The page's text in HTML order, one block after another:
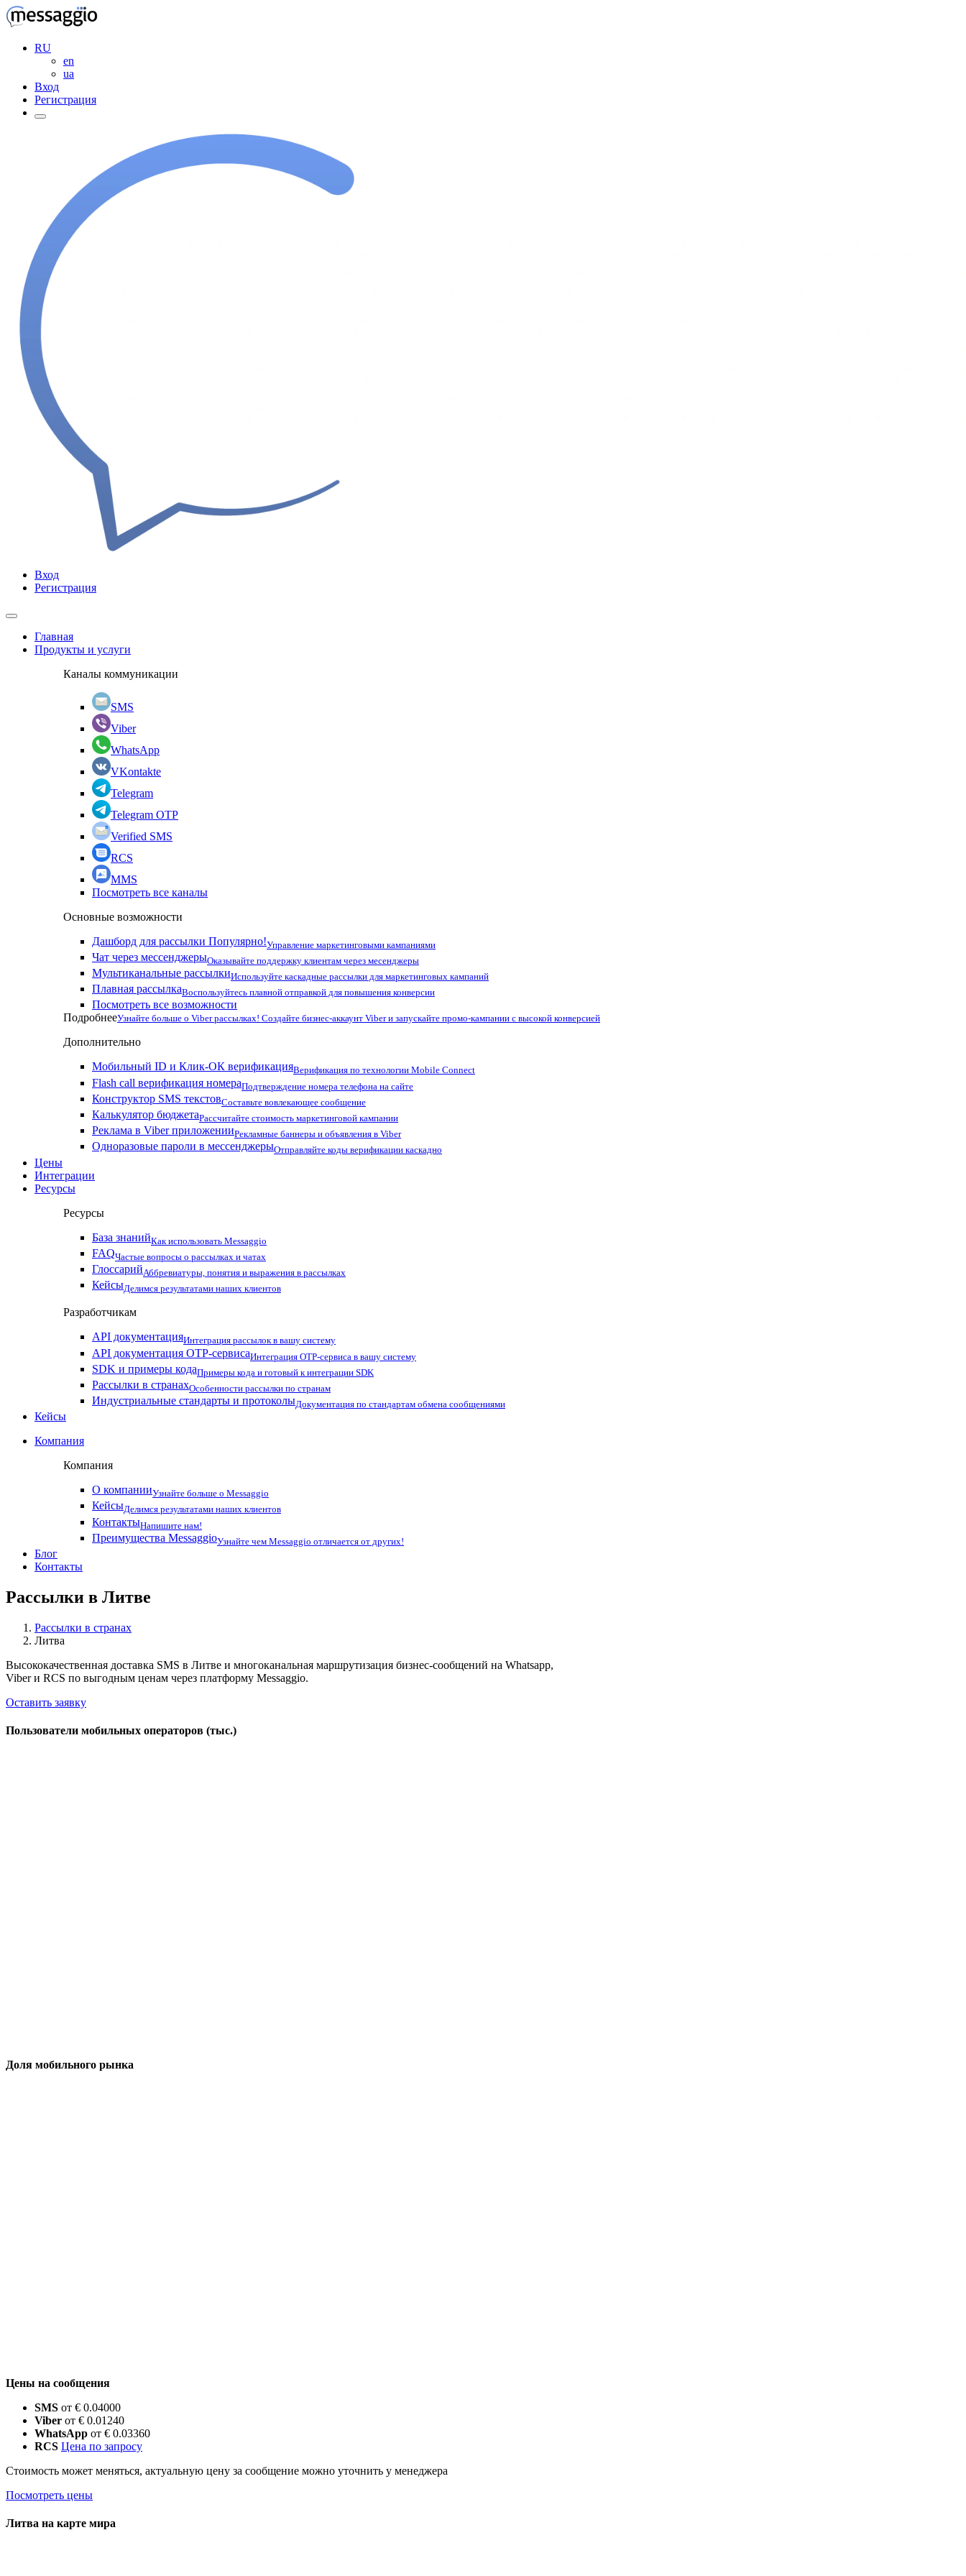
RU
en
ua
Вход
Регистрация
Вход
Регистрация
Главная
Продукты и услуги
Каналы коммуникации
SMS
Viber
WhatsApp
VKontakte
Telegram
Telegram OTP
Verified SMS
RCS
MMS
Посмотреть все каналы
Основные возможности
Дашборд для рассылки Популярно!Управление маркетинговыми кампаниями
Чат через мессенджерыОказывайте поддержку клиентам через месенджеры
Мультиканальные рассылкиИспользуйте каскадные рассылки для маркетинговых кампаний
Плавная рассылкаВоспользуйтесь плавной отправкой для повышения конверсии
Посмотреть все возможности
ПодробнееУзнайте больше о Viber рассылках! Создайте бизнес-аккаунт Viber и запускайте промо-кампании с высокой конверсией
Дополнительно
Мобильный ID и Клик-ОК верификацияВерификация по технологии Mobile Connect
Flash call верификация номераПодтверждение номера телефона на сайте
Конструктор SMS текстовСоставьте вовлекающее сообщение
Калькулятор бюджетаРассчитайте стоимость маркетинговой кампании
Реклама в Viber приложенииРекламные баннеры и объявления в Viber
Одноразовые пароли в мессенджерыОтправляйте коды верификации каскадно
Цены
Интеграции
Ресурсы
Ресурсы
База знанийКак использовать Messaggio
FAQЧастые вопросы о рассылках и чатах
ГлоссарийАббревиатуры, понятия и выражения в рассылках
КейсыДелимся результатами наших клиентов
Разработчикам
API документацияИнтеграция рассылок в вашу систему
API документация OTP-сервисаИнтеграция OTP-сервиса в вашу систему
SDK и примеры кодаПримеры кода и готовый к интеграции SDK
Рассылки в странахОсобенности рассылки по странам
Индустриальные стандарты и протоколыДокументация по стандартам обмена сообщениями
Кейсы
Компания
Компания
О компанииУзнайте больше о Messaggio
КейсыДелимся результатами наших клиентов
КонтактыНапишите нам!
Преимущества MessaggioУзнайте чем Messaggio отличается от других!
Блог
Контакты
Рассылки в Литве
Рассылки в странах
Литва
Высококачественная доставка SMS в Литве и многоканальная маршрутизация бизнес-сообщений на Whatsapp,
Viber и RCS по выгодным ценам через платформу Messaggio.
Оставить заявку
Пользователи мобильных операторов (тыс.)
Доля мобильного рынка
Цены на сообщения
SMS от € 0.04000
Viber от € 0.01240
WhatsApp от € 0.03360
RCS Цена по запросу
Стоимость может меняться, актуальную цену за сообщение можно уточнить у менеджера
Посмотреть цены
Литва на карте мира